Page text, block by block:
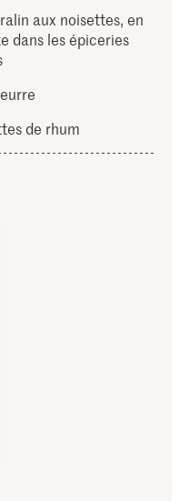
aux noisettes, en
dans les épiceries
de rhum